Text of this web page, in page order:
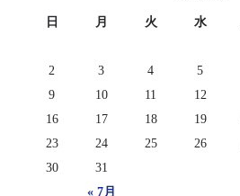
日 月 火 水
« 7月
2
3 4 5
9
10 11 12
16
17 18 19
23
24 25 26
30
31